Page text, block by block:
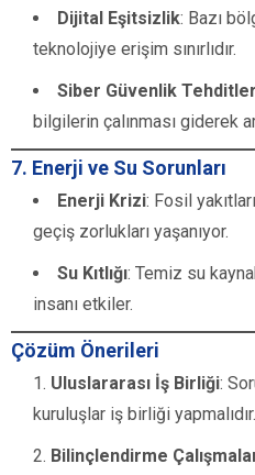
Dijital Eşitsizlik: Bazı
teknolojiye erişim sınırlıdır.
Siber Güvenlik
bilgilerin çalınması giderek
7. Enerji ve Su Sorunları
Enerji Krizi: Fosil
geçiş zorlukları yaşanıyor.
Su Kıtlığı: Temiz su
insanı etkiler.
Çözüm Önerileri
Uluslararası İş Birliği:
kuruluşlar iş birliği yapmalıdır.
Bilinçlendirme